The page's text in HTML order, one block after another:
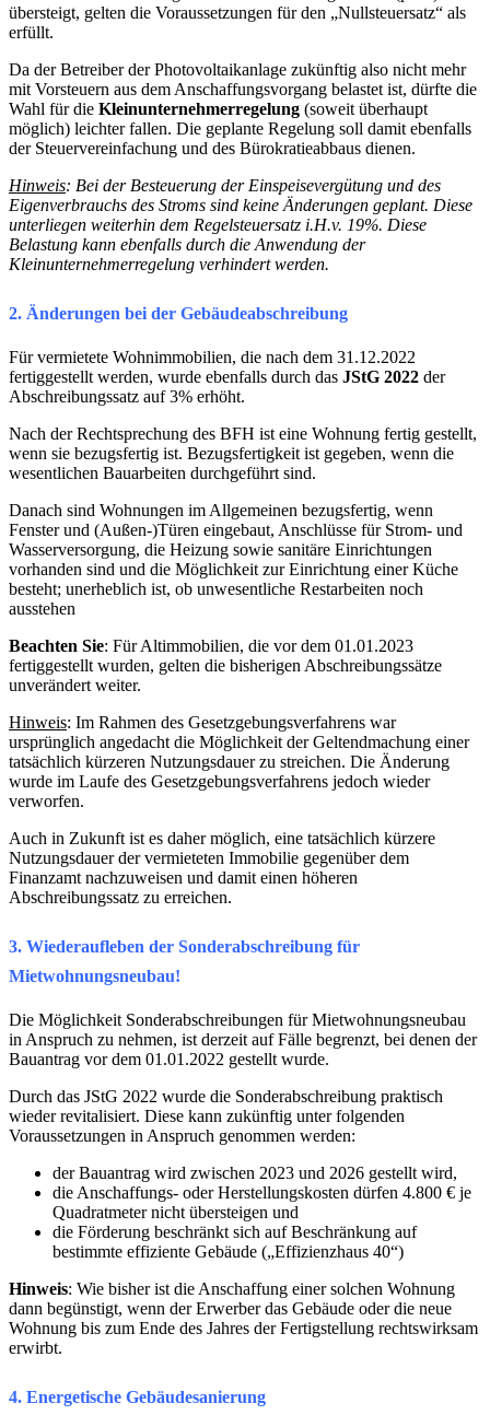
übersteigt, gelten die Voraussetzungen für den „Nullsteuersatz“ als
erfüllt.
Da der Betreiber der Photovoltaikanlage zukünftig also nicht mehr
mit Vorsteuern aus dem Anschaffungsvorgang belastet ist, dürfte die
Wahl für die Kleinunternehmerregelung (soweit überhaupt
möglich) leichter fallen. Die geplante Regelung soll damit ebenfalls
der Steuervereinfachung und des Bürokratieabbaus dienen.
Hinweis: Bei der Besteuerung der Einspeisevergütung und des
Eigenverbrauchs des Stroms sind keine Änderungen geplant. Diese
unterliegen weiterhin dem Regelsteuersatz i.H.v. 19%. Diese
Belastung kann ebenfalls durch die Anwendung der
Kleinunternehmerregelung verhindert werden.
2. Änderungen bei der Gebäudeabschreibung
Für vermietete Wohnimmobilien, die nach dem 31.12.2022
fertiggestellt werden, wurde ebenfalls durch das JStG 2022 der
Abschreibungssatz auf 3% erhöht.
Nach der Rechtsprechung des BFH ist eine Wohnung fertig gestellt,
wenn sie bezugsfertig ist. Bezugsfertigkeit ist gegeben, wenn die
wesentlichen Bauarbeiten durchgeführt sind.
Danach sind Wohnungen im Allgemeinen bezugsfertig, wenn
Fenster und (Außen-)Türen eingebaut, Anschlüsse für Strom- und
Wasserversorgung, die Heizung sowie sanitäre Einrichtungen
vorhanden sind und die Möglichkeit zur Einrichtung einer Küche
besteht; unerheblich ist, ob unwesentliche Restarbeiten noch
ausstehen
Beachten Sie: Für Altimmobilien, die vor dem 01.01.2023
fertiggestellt wurden, gelten die bisherigen Abschreibungssätze
unverändert weiter.
Hinweis: Im Rahmen des Gesetzgebungsverfahrens war
ursprünglich angedacht die Möglichkeit der Geltendmachung einer
tatsächlich kürzeren Nutzungsdauer zu streichen. Die Änderung
wurde im Laufe des Gesetzgebungsverfahrens jedoch wieder
verworfen.
Auch in Zukunft ist es daher möglich, eine tatsächlich kürzere
Nutzungsdauer der vermieteten Immobilie gegenüber dem
Finanzamt nachzuweisen und damit einen höheren
Abschreibungssatz zu erreichen.
3. Wiederaufleben der Sonderabschreibung für
Mietwohnungsneubau!
Die Möglichkeit Sonderabschreibungen für Mietwohnungsneubau
in Anspruch zu nehmen, ist derzeit auf Fälle begrenzt, bei denen der
Bauantrag vor dem 01.01.2022 gestellt wurde.
Durch das JStG 2022 wurde die Sonderabschreibung praktisch
wieder revitalisiert. Diese kann zukünftig unter folgenden
Voraussetzungen in Anspruch genommen werden:
der Bauantrag wird zwischen 2023 und 2026 gestellt wird,
die Anschaffungs- oder Herstellungskosten dürfen 4.800 € je
Quadratmeter nicht übersteigen und
die Förderung beschränkt sich auf Beschränkung auf
bestimmte effiziente Gebäude („Effizienzhaus 40“)
Hinweis: Wie bisher ist die Anschaffung einer solchen Wohnung
dann begünstigt, wenn der Erwerber das Gebäude oder die neue
Wohnung bis zum Ende des Jahres der Fertigstellung rechtswirksam
erwirbt.
4. Energetische Gebäudesanierung